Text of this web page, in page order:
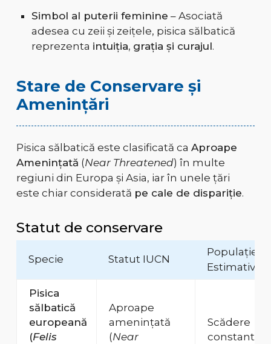
Simbol al puterii feminine – Asociată
adesea cu zeii și zeițele, pisica sălbatică
reprezenta intuiția, grația și curajul.
Stare de Conservare și
Amenințări
Pisica sălbatică este clasificată ca Aproape
Amenințată (Near Threatened) în multe
regiuni din Europa și Asia, iar în unele țări
este chiar considerată pe cale de dispariție.
Statut de conservare
Specie Statut IUCN
Populație
Estimativă
Pisica
sălbatică
europeană
(Felis
Aproape
amenințată
(Near
Scădere
constantă